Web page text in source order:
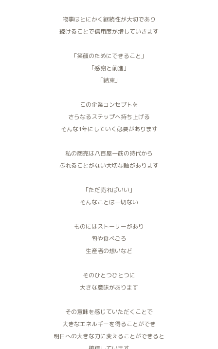
物事はとにかく継続性が大切であり
続けることで信用度が増していきます
「笑顔のためにできること」
「感謝と前進」
「結束」
この企業コンセプトを
さらなるステップへ持ち上げる
そんな1年にしていく必要があります
私の商売は八百屋一筋の時代から
ぶれることがない大切な軸があります
「ただ売ればいい」
そんなことは一切ない
ものにはストーリーがあり
旬や食べごろ
生産者の想いなど
そのひとつひとつに
大きな意味があります
その意味を感じていただくことで
大きなエネルギーを得ることができ
明日への大きな力に変えることができると